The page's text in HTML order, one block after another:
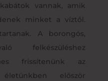
vannak, amik
minket a víztől.
A borongós,
felkészüléshez
frissítenünk az
először